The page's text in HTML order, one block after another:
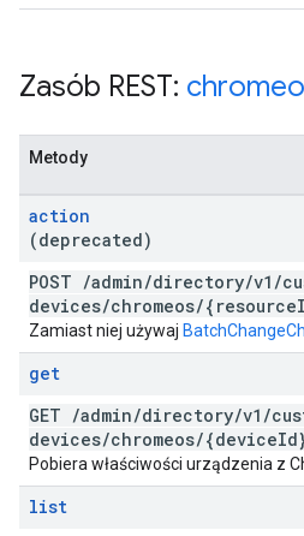
Zasób REST:
Metody
action
(deprecated)
POST /admin/directory/v1 /
devices/chromeos/{resource
Zamiast niej używaj
get
GET /admin/directory/v1 /
devices/chromeos/{device
Pobiera właściwości urządzenia z
list